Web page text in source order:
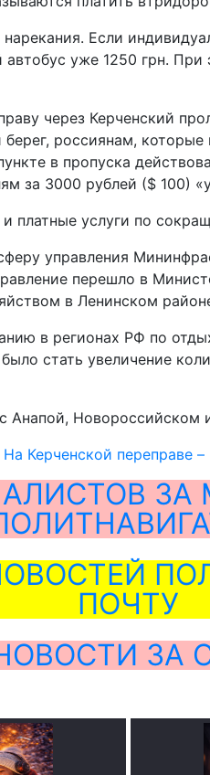
Если
уже 1250 грн.
через Керченский
россиянам,
в пропуска
за 3000 рублей ($ 100)
платные услуги по
управления
перешло в
в Ленинском
в регионах РФ по
стать увеличение
Керченской переправе
ПОЧТУ
ЗА